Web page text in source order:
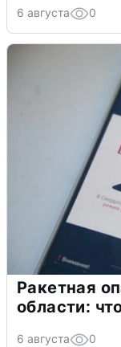
6 августа 0
Ракетная
области:
6 августа 0